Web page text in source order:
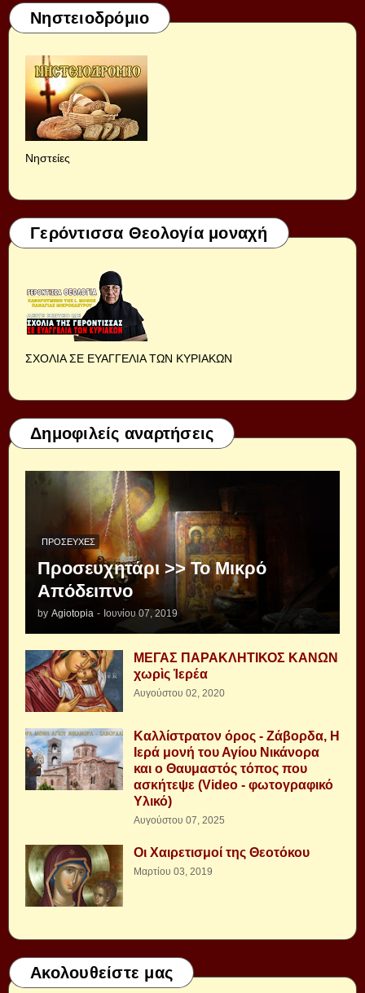
Νηστειοδρόμιο
Νηστείες
Γερόντισσα Θεολογία μοναχή
ΣΧΟΛΙΑ ΣΕ ΕΥΑΓΓΕΛΙΑ ΤΩΝ ΚΥΡΙΑΚΩΝ
Δημοφιλείς αναρτήσεις
ΠΡΟΣΕΥΧΈΣ
Προσευχητάρι >> Το Μικρό
Απόδειπνο
by Agiotopia - Ιουνίου 07, 2019
ΜΕΓΑΣ ΠΑΡΑΚΛΗΤΙΚΟΣ ΚΑΝΩΝ
χωρὶς Ἱερέα
Αυγούστου 02, 2020
Καλλίστρατον όρος - Ζάβορδα, Η
Ιερά μονή του Αγίου Νικάνορα
και ο Θαυμαστός τόπος που
ασκήτεψε (Video - φωτογραφικό
Υλικό)
Αυγούστου 07, 2025
Οι Χαιρετισμοί της Θεοτόκου
Μαρτίου 03, 2019
Ακολουθείστε μας